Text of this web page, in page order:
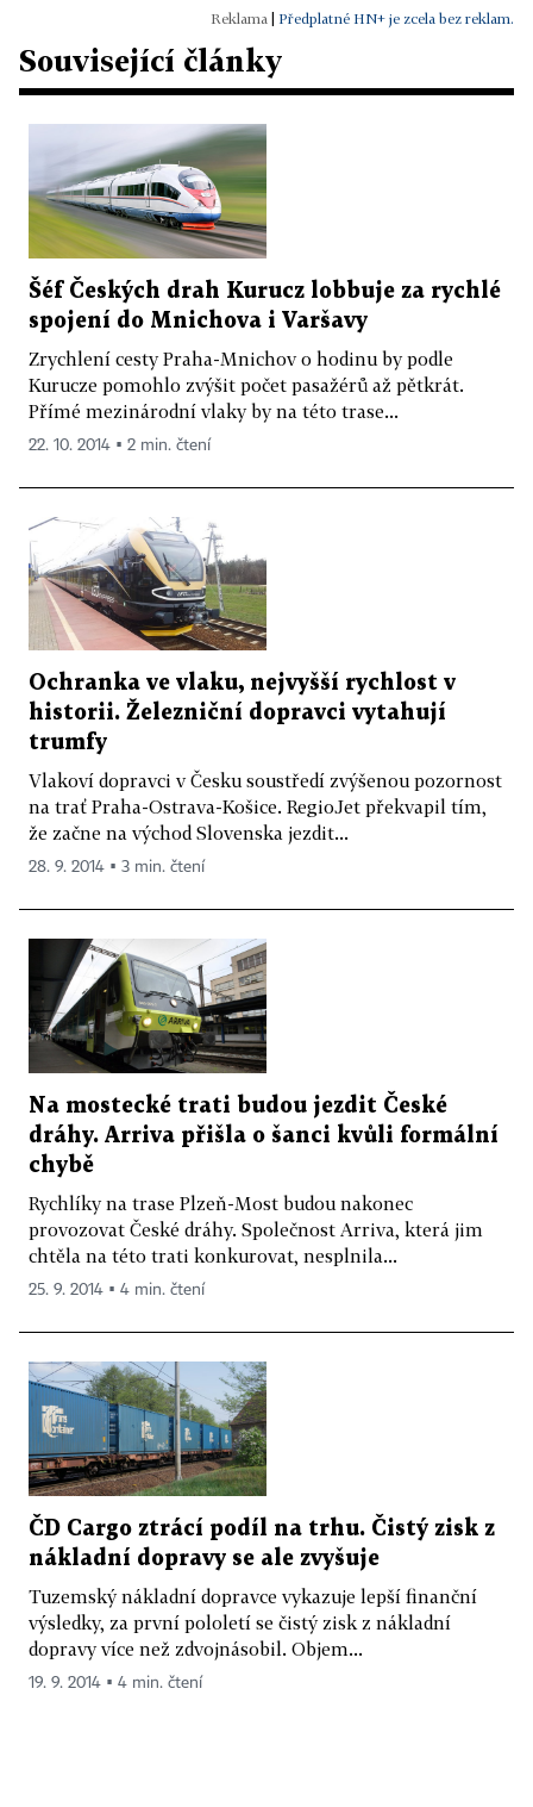
Předplatné HN+ je zcela bez reklam.
Související články
Šéf Českých drah Kurucz lobbuje za rychlé
spojení do Mnichova i Varšavy
Zrychlení cesty Praha-Mnichov o hodinu by podle
Kurucze pomohlo zvýšit počet pasažérů až pětkrát.
Přímé mezinárodní vlaky by na této trase...
22. 10. 2014 ▪ 2 min. čtení
Ochranka ve vlaku, nejvyšší rychlost v
historii. Železniční dopravci vytahují
trumfy
Vlakoví dopravci v Česku soustředí zvýšenou pozornost
na trať Praha-Ostrava-Košice. RegioJet překvapil tím,
že začne na východ Slovenska jezdit...
28. 9. 2014 ▪ 3 min. čtení
Na mostecké trati budou jezdit České
dráhy. Arriva přišla o šanci kvůli formální
chybě
Rychlíky na trase Plzeň-Most budou nakonec
provozovat České dráhy. Společnost Arriva, která jim
chtěla na této trati konkurovat, nesplnila...
25. 9. 2014 ▪ 4 min. čtení
ČD Cargo ztrácí podíl na trhu. Čistý zisk z
nákladní dopravy se ale zvyšuje
Tuzemský nákladní dopravce vykazuje lepší finanční
výsledky, za první pololetí se čistý zisk z nákladní
dopravy více než zdvojnásobil. Objem...
19. 9. 2014 ▪ 4 min. čtení